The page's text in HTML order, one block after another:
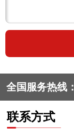
全国服务热线：
联系方式